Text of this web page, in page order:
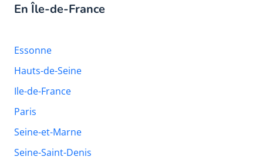
En Île-de-France
Essonne
Hauts-de-Seine
Ile-de-France
Paris
Seine-et-Marne
Seine-Saint-Denis